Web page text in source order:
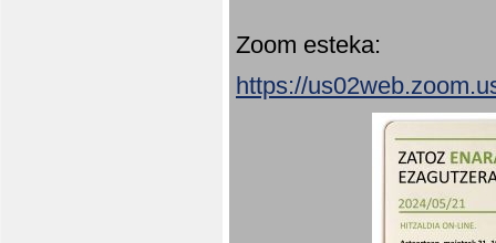
Zoom esteka:
https://